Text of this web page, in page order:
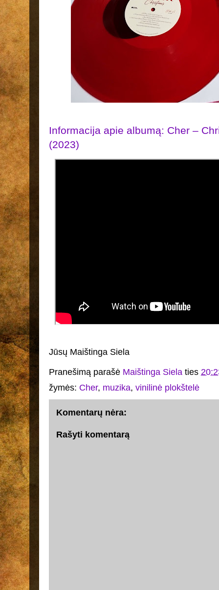
Informacija apie albumą: Cher –
(2023)
Jūsų Maištinga Siela
Pranešimą parašė Maištinga Siela ties
žymės: Cher, muzika, vinilinė plokštelė
Komentarų nėra:
Rašyti komentarą